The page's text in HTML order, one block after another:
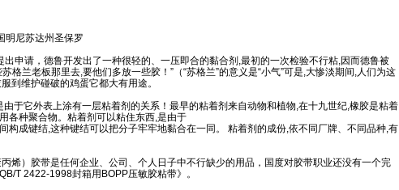
明尼苏达州圣保罗
申请，德鲁开发出了一种很轻的、一压即合的黏合剂,最初的一次检验不行粘,因而德鲁被
格兰老板那里去,要他们多放一些胶！”（“苏格兰”的意义是“小气”可是,大惨淡期间,人们为这
到维护碰破的鸡蛋它都大有用途。
于它外表上涂有一层粘着剂的关系！最早的粘着剂来自动物和植物,在十九世纪,橡胶是粘着
各种聚合物。粘着剂可以粘住东西,是由于
构成键结,这种键结可以把分子牢牢地黏合在一同。 粘着剂的成份,依不同厂牌、不同品种,有
烯）胶带是任何企业、公司、个人日子中不行缺少的用品，国度对胶带职业还没有一个完
T 2422-1998封箱用BOPP压敏胶粘带》。